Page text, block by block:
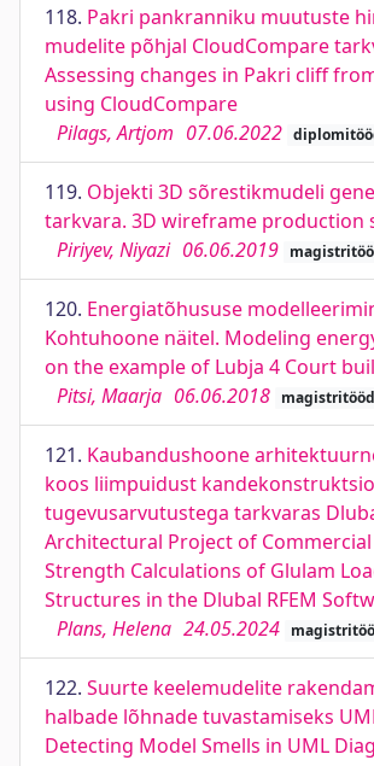
118. Pakri pankranniku muutuste
mudelite põhjal CloudCompare
Assessing changes in Pakri cliff
using CloudCompare
Pilags, Artjom 07.06.2022
119. Objekti 3D sõrestikmudeli
tarkvara. 3D wireframe production
Piriyev, Niyazi 06.06.2019
120. Energiatõhususe
Kohtuhoone näitel. Modeling
on the example of Lubja 4 Court
Pitsi, Maarja 06.06.2018 magistritööd
121. Kaubandushoone
koos liimpuidust
tugevusarvutustega tarkvaras
Architectural Project of
Strength Calculations of Glulam
Structures in the Dlubal RFEM
Plans, Helena 24.05.2024
122. Suurte keelemudelite
halbade lõhnade tuvastamiseks
Detecting Model Smells in UML